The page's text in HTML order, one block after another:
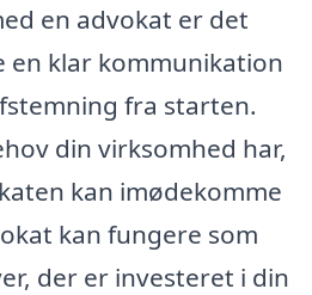
en advokat er det
klar kommunikation
fra starten.
din virksomhed har,
kan imødekomme
kan fungere som
der er investeret i din